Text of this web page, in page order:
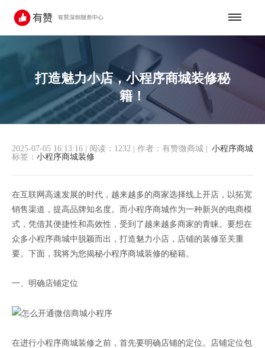
打造魅力小店，小程序商城装修秘
籍！
小程序商城
2025-07-05 16:13:16 阅读：1232 作者：有赞微商城
标签： 小程序商城装修
在互联网高速发展的时代，越来越多的商家选择线上开店，以拓宽
销售渠道，提高品牌知名度。而小程序商城作为一种新兴的电商模
式，凭借其便捷性和高效性，受到了越来越多商家的青睐。要想在
众多小程序商城中脱颖而出，打造魅力小店，店铺的装修至关重
要。下面，我将为您揭秘小程序商城装修的秘籍。
一、明确店铺定位
在进行小程序商城装修之前，首先要明确店铺的定位。店铺定位包